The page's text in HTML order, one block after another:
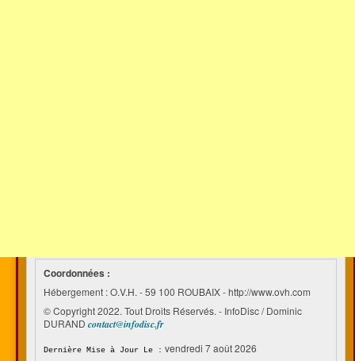
Coordonnées :
Hébergement : O.V.H. - 59 100 ROUBAIX - http://www.ovh.com
© Copyright 2022. Tout Droits Réservés. - InfoDisc / Dominic
DURAND contact@infodisc.fr
Dernière Mise à Jour Le : vendredi 7 août 2026